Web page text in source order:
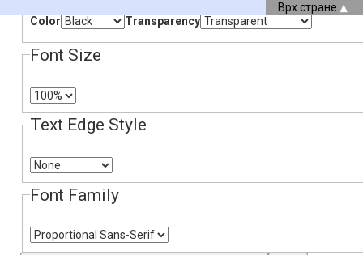
Color Transparency
Font Size
Text Edge Style
Font Family
Врх стране